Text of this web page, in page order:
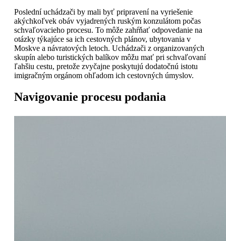
Poslední uchádzači by mali byť pripravení na vyriešenie
akýchkoľvek obáv vyjadrených ruským konzulátom počas
schvaľovacieho procesu. To môže zahŕňať odpovedanie na
otázky týkajúce sa ich cestovných plánov, ubytovania v
Moskve a návratových letoch. Uchádzači z organizovaných
skupín alebo turistických balíkov môžu mať pri schvaľovaní
ľahšiu cestu, pretože zvyčajne poskytujú dodatočnú istotu
imigračným orgánom ohľadom ich cestovných úmyslov.
Navigovanie procesu podania